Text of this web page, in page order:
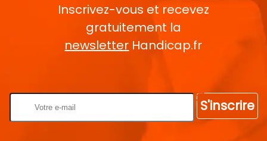
Inscrivez-vous et recevez
gratuitement la
newsletter Handicap.fr
S'inscrire